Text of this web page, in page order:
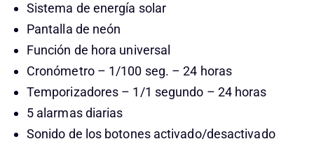
Sistema de energía solar
Pantalla de neón
Función de hora universal
Cronómetro – 1/100 seg. – 24 horas
Temporizadores – 1/1 segundo – 24 horas
5 alarmas diarias
Sonido de los botones activado/desactivado